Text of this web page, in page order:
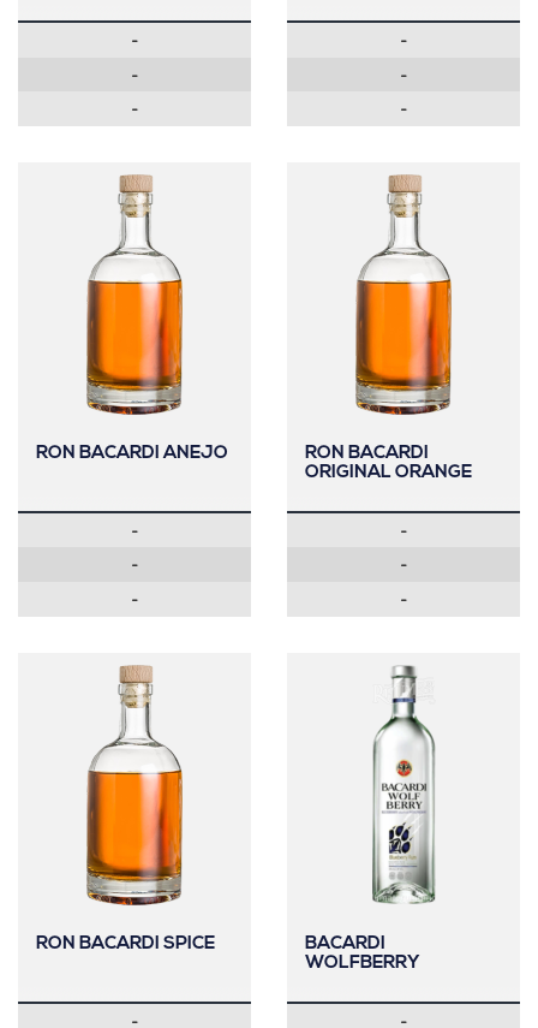
-
-
-
-
-
-
RON BACARDI ANEJO
-
-
-
RON BACARDI
ORIGINAL ORANGE
-
-
-
RON BACARDI SPICE
-
BACARDI
WOLFBERRY
-